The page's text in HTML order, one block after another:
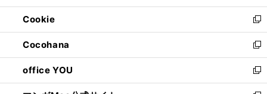
開
く
ウ
で
開
く
ン
ド
ウ
で
開
く
ウ
ィ
ン
ド
ウ
で
開
Cookie
新
し
い
ウ
ィ
ン
Cocohana
新
し
い
ウ
office YOU
新
し